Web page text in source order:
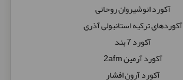
آکورد انوشیروان روحانی
آکوردهای ترکیه استانبولی آذری
آکورد 7 بند
آکورد آرمین 2afm
آکورد آرون افشار